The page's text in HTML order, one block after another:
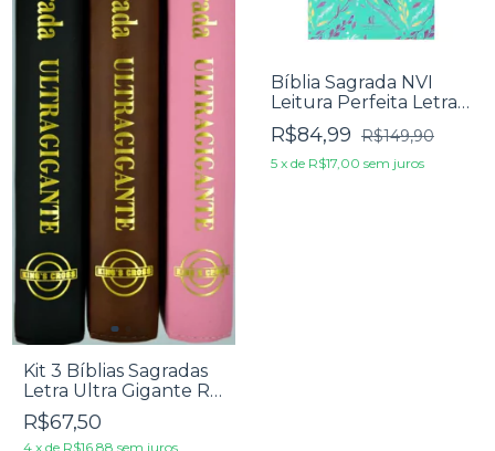
Kit 3 Bíblias Sagradas
Letra Ultra Gigante Rc
- Edição De Promessas
- Ziper
R$67,50
4 x de R$16,88 sem juros
Bíblia Sagrada NVI
Leitura Perfeita Letra
Gigante Capa Tecido
Ramos
R$84,99 R$149,90
5 x de R$17,00 sem juros